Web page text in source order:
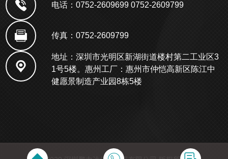
电话：0752-2609699 0752-2609799
传真：0752-2609799
地址：深圳市光明区新湖街道楼村第二工业区3
1号5楼。惠州工厂：惠州市仲恺高新区陈江中
健愿景制造产业园8栋5楼